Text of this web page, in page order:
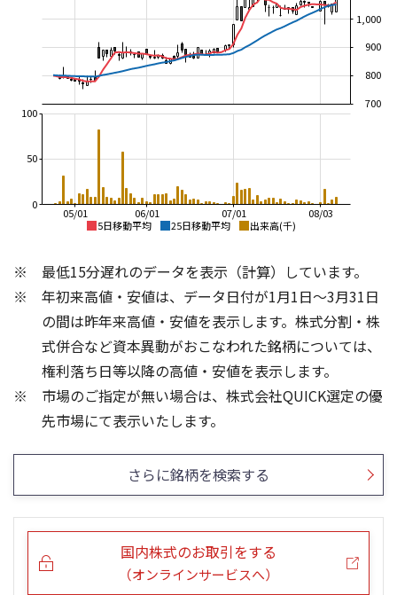
5日移動平均 25日移動平均 出来高(千)
08/03
07/01
06/01
05/01
700
800
900
1,000
0
50
100
13週移動平均 26週移動平均 出来高(千)
500
700
900
1,000
1,100
0
40
80
5ヶ月移動平均 25ヶ月移動平均 出来高(千)
400
800
1,000
1,200
1,400
0
600
最低15分遅れのデータを表示（計算）しています。
年初来高値・安値は、データ日付が1月1日～3月31日
の間は昨年来高値・安値を表示します。株式分割・株
式併合など資本異動がおこなわれた銘柄については、
権利落ち日等以降の高値・安値を表示します。
市場のご指定が無い場合は、株式会社QUICK選定の優
先市場にて表示いたします。
さらに銘柄を検索する
国内株式のお取引をする
（オンラインサービスへ）